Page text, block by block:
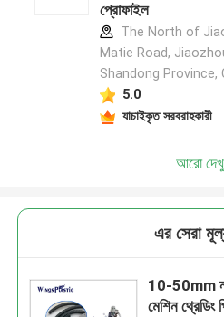
প্রোফাইল
The North of
Matie Road,
Shandong Province,
5.0
যাচাইকৃত সরবরাহকারী
আরো
এর সেরা
10-50mm
মেশিন থ্রেডিং